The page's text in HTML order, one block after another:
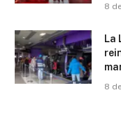
8
La
8